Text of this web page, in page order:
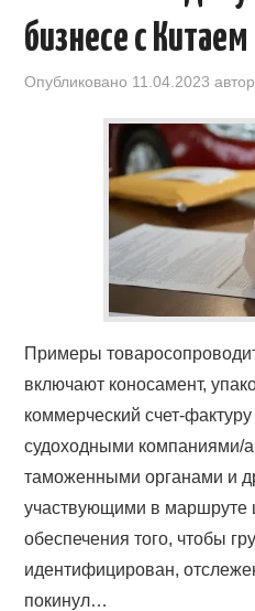
ОБУЧЕНИЕ
УСЛУГИ ПО БИЗНЕСУ С КИТАЕМ |
ТОВАРЫ ИЗ КИТАЯ
КОНТАКТЫ
бизнесе с Китаем
Опубликовано 11.04.2023
Примеры
включают коносамент,
коммерческий счет-
судоходными компаниями/
таможенными органами и
участвующими в маршруте
обеспечения того, чтобы
идентифицирован,
покинул…